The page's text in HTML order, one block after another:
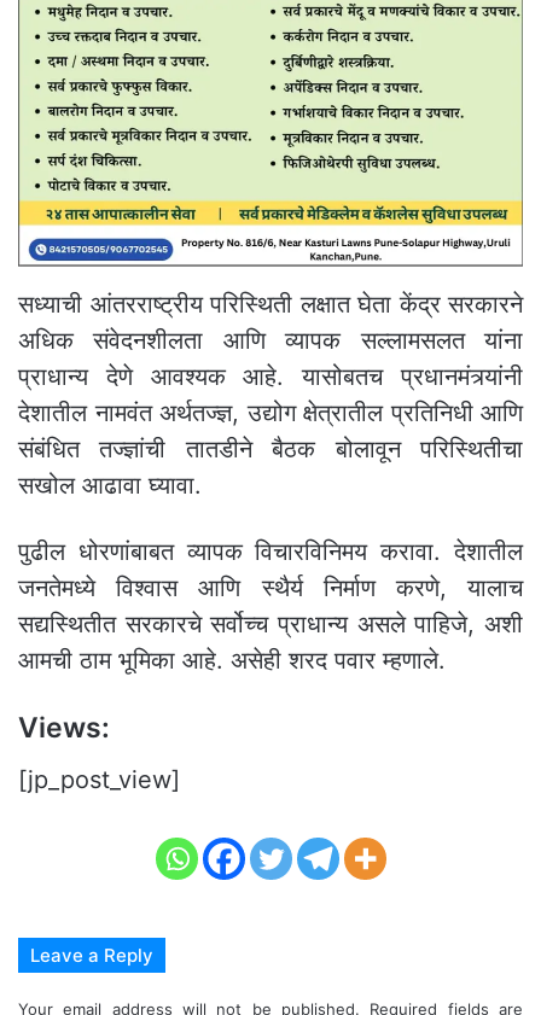
सध्याची आंतरराष्ट्रीय परिस्थिती लक्षात घेता केंद्र सरकारने
अधिक संवेदनशीलता आणि व्यापक सल्लामसलत यांना
प्राधान्य देणे आवश्यक आहे. यासोबतच प्रधानमंत्र्यांनी
देशातील नामवंत अर्थतज्ज्ञ, उद्योग क्षेत्रातील प्रतिनिधी आणि
संबंधित तज्ज्ञांची तातडीने बैठक बोलावून परिस्थितीचा
सखोल आढावा घ्यावा.
पुढील धोरणांबाबत व्यापक विचारविनिमय करावा. देशातील
जनतेमध्ये विश्वास आणि स्थैर्य निर्माण करणे, यालाच
सद्यस्थितीत सरकारचे सर्वोच्च प्राधान्य असले पाहिजे, अशी
आमची ठाम भूमिका आहे. असेही शरद पवार म्हणाले.
Views:
[jp_post_view]
Leave a Reply
Your email address will not be published.
Required fields are